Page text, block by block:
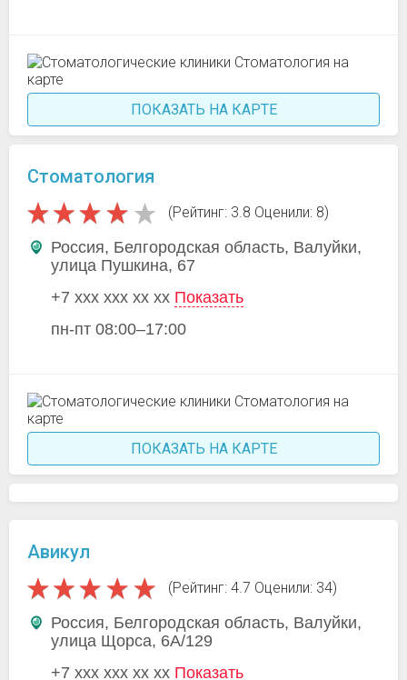
ПОКАЗАТЬ НА КАРТЕ
Стоматология
(Рейтинг: 3.8 Оценили: 8)
Россия, Белгородская область, Валуйки,
улица Пушкина, 67
+7 xxx xxx xx xx Показать
пн-пт 08:00–17:00
ПОКАЗАТЬ НА КАРТЕ
Авикул
(Рейтинг: 4.7 Оценили: 34)
Россия, Белгородская область, Валуйки,
улица Щорса, 6А/129
+7 xxx xxx xx xx Показать